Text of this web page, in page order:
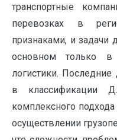
транспортные
перевозках в
признаками, и задачи
основном только в
логистики.
в классификации
комплексного
осуществлении